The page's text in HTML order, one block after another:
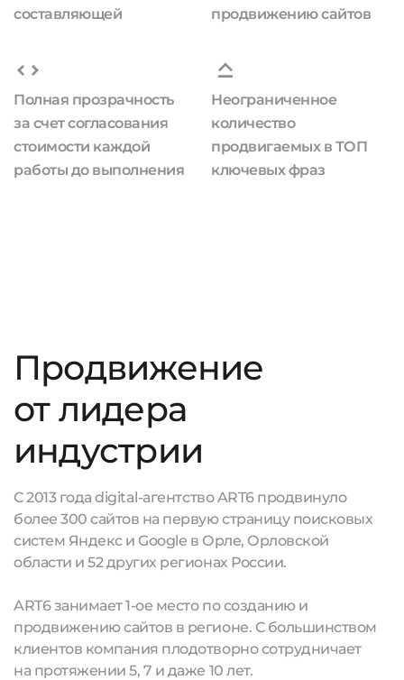
составляющей
продвижению сайтов
Полная прозрачность
за счет согласования
стоимости каждой
работы до выполнения
Неограниченное
количество
продвигаемых в ТОП
ключевых фраз
Продвижение
от лидера
индустрии
С 2013 года digital-агентство ART6 продвинуло
более 300 сайтов на первую страницу поисковых
систем Яндекс и Google в Орле, Орловской
области и 52 других регионах России.
ART6 занимает 1-ое место по созданию и
продвижению сайтов в регионе. С большинством
клиентов компания плодотворно сотрудничает
на протяжении 5, 7 и даже 10 лет.